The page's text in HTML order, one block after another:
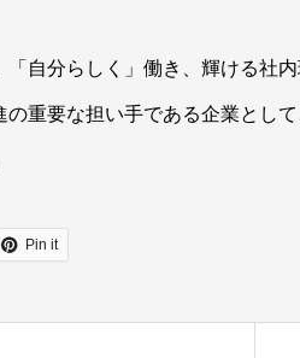
自分らしく」働き、輝ける社
の重要な担い手である企業とし
Pin it